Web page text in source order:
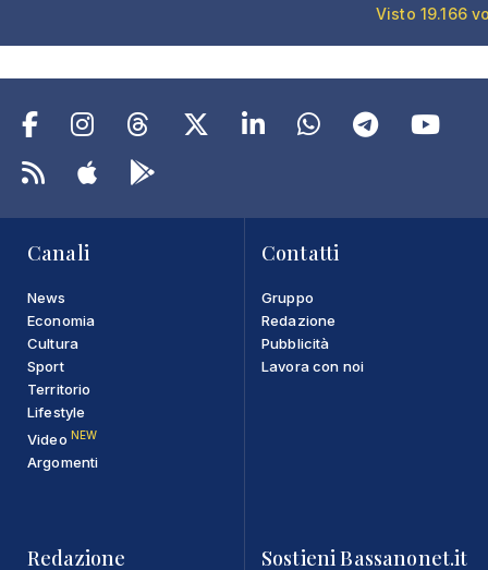
Visto 19.166
Canali
News
Economia
Cultura
Sport
Territorio
Lifestyle
Video NEW
Argomenti
Contatti
Gruppo
Redazione
Pubblicità
Lavora con noi
Redazione Sostieni Bassanonet.it